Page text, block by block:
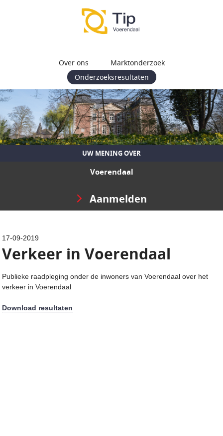
Over ons
Marktonderzoek
Onderzoeksresultaten
UW MENING OVER
Voerendaal
Aanmelden
17-09-2019
Verkeer in Voerendaal
Publieke raadpleging onder de inwoners van Voerendaal over het
verkeer in Voerendaal
Download resultaten